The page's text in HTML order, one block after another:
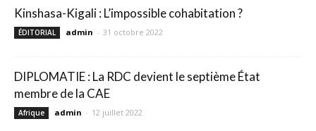
Kinshasa-Kigali : L’impossible cohabitation ?
ÉDITORIAL admin - 31 octobre 2022
DIPLOMATIE : La RDC devient le septième État
membre de la CAE
Afrique admin - 12 juillet 2022